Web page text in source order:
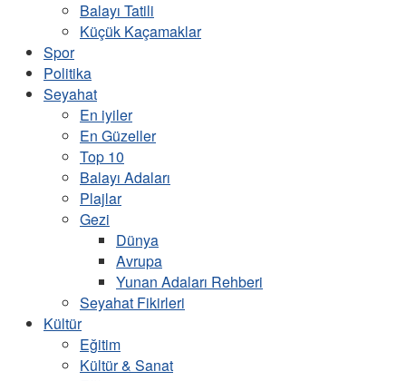
Balayı Tatili
Küçük Kaçamaklar
Spor
Politika
Seyahat
En iyiler
En Güzeller
Top 10
Balayı Adaları
Plajlar
Gezi
Dünya
Avrupa
Yunan Adaları Rehberi
Seyahat Fikirleri
Kültür
Eğitim
Kültür & Sanat